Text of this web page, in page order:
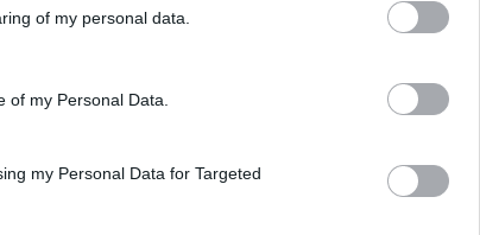
of my personal data.
of my Personal Data.
my Personal Data for Targeted